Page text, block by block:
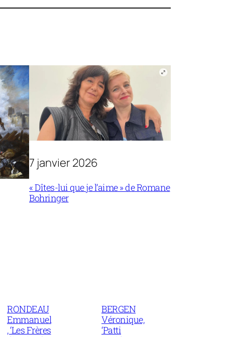
7 janvier 2026
« Dîtes-lui que je l’aime » de Romane
Bohringer
RONDEAU
Emmanuel
, ‘Les Frères
BERGEN
Véronique,
‘Patti